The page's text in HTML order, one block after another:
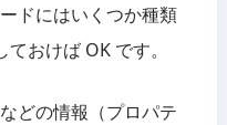
ドにはいくつか種類
おけば OK です。
どの情報（プロパテ